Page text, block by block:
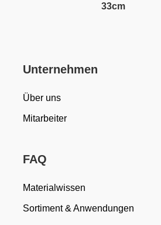
33cm
Unternehmen
Über uns
Mitarbeiter
FAQ
Materialwissen
Sortiment & Anwendungen